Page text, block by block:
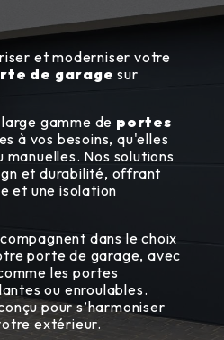
et moderniser votre
de garage sur
gamme de portes
à vos besoins, qu'elles
Nos solutions
et durabilité, offrant
et une isolation
dans le choix
porte de garage, avec
les portes
ou enroulables.
pour s’harmoniser
extérieur.